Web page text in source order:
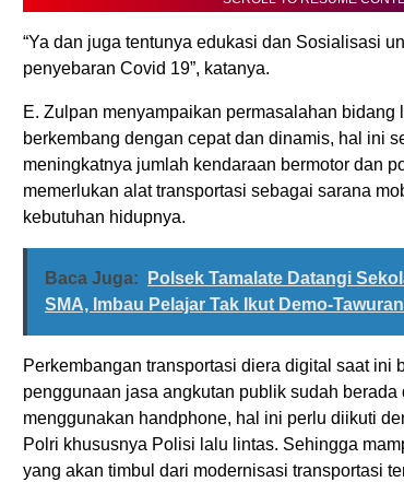
“Ya dan juga tentunya edukasi dan Sosialisasi
penyebaran Covid 19”, katanya.
E. Zulpan menyampaikan permasalahan bidang
berkembang dengan cepat dan dinamis, hal ini
meningkatnya jumlah kendaraan bermotor dan
memerlukan alat transportasi sebagai sarana
kebutuhan hidupnya.
Baca Juga:
Polsek Tamalate Datangi
SMA, Imbau Pelajar Tak Ikut Demo-
Perkembangan transportasi diera digital saat ini
penggunaan jasa angkutan publik sudah
menggunakan handphone, hal ini perlu diikuti
Polri khususnya Polisi lalu lintas. Sehingga
yang akan timbul dari modernisasi transportasi